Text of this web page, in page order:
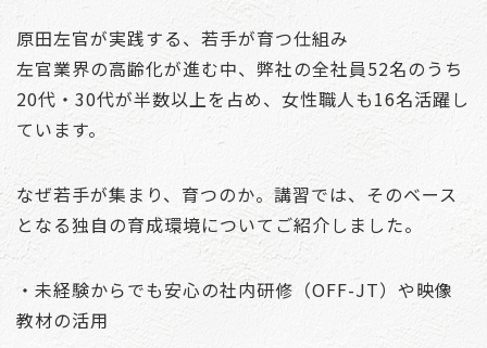
原田左官が実践する、若手が育つ仕組み
左官業界の高齢化が進む中、弊社の全社員52名のうち
20代・30代が半数以上を占め、女性職人も16名活躍し
ています。
なぜ若手が集まり、育つのか。講習では、そのベース
となる独自の育成環境についてご紹介しました。
・未経験からでも安心の社内研修（OFF-JT）や映像
教材の活用